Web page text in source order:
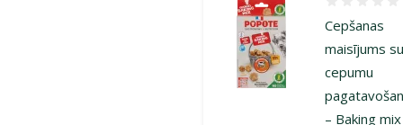
Cepšanas
maisījums
cepumu
– Baking mix